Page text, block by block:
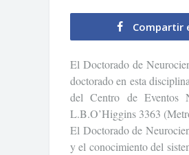
Compartir
El Doctorado de
doctorado en esta
del Centro de Eventos
L.B.O’Higgins 3363
El Doctorado de
y el conocimiento del